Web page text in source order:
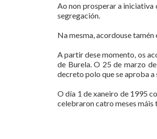
Ao non prosperar a iniciativa
segregación.
Na mesma, acordouse
A partir dese momento, os
de Burela. O 25 de marzo
decreto polo que se aproba
O día 1 de xaneiro de 1995
celebraron catro meses máis